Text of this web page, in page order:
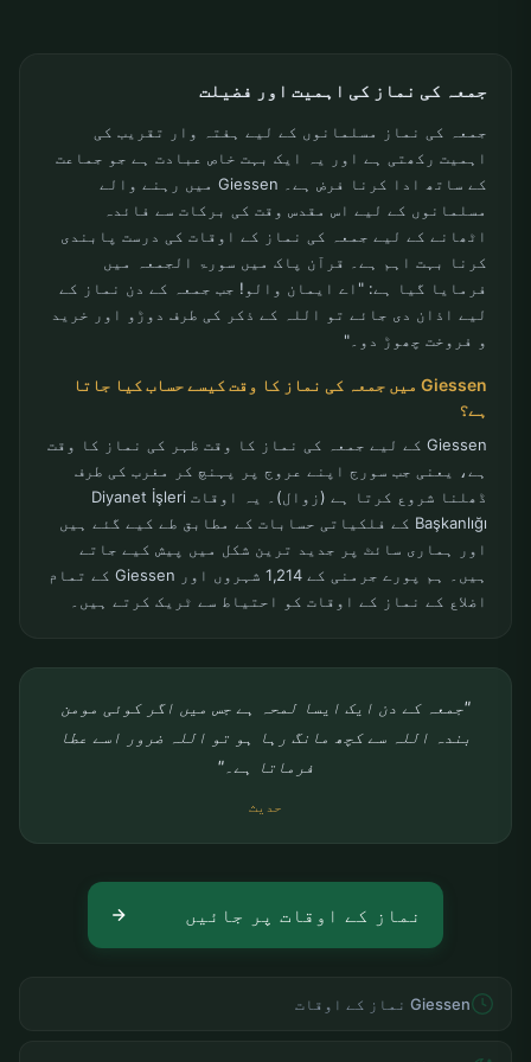
جمعہ کی نماز کی اہمیت اور فضیلت
جمعہ کی نماز مسلمانوں کے لیے ہفتہ وار تقریب کی
اہمیت رکھتی ہے اور یہ ایک بہت خاص عبادت ہے جو جماعت
کے ساتھ ادا کرنا فرض ہے۔ Giessen میں رہنے والے
مسلمانوں کے لیے اس مقدس وقت کی برکات سے فائدہ
اٹھانے کے لیے جمعہ کی نماز کے اوقات کی درست پابندی
کرنا بہت اہم ہے۔ قرآن پاک میں سورۃ الجمعہ میں
فرمایا گیا ہے: "اے ایمان والو! جب جمعہ کے دن نماز کے
لیے اذان دی جائے تو اللہ کے ذکر کی طرف دوڑو اور خرید
و فروخت چھوڑ دو۔"
Giessen میں جمعہ کی نماز کا وقت کیسے حساب کیا جاتا
ہے؟
Giessen کے لیے جمعہ کی نماز کا وقت ظہر کی نماز کا وقت
ہے، یعنی جب سورج اپنے عروج پر پہنچ کر مغرب کی طرف
ڈھلنا شروع کرتا ہے (زوال)۔ یہ اوقات Diyanet İşleri
Başkanlığı کے فلکیاتی حسابات کے مطابق طے کیے گئے ہیں
اور ہماری سائٹ پر جدید ترین شکل میں پیش کیے جاتے
ہیں۔ ہم پورے جرمنی کے 1,214 شہروں اور Giessen کے تمام
اضلاع کے نماز کے اوقات کو احتیاط سے ٹریک کرتے ہیں۔
"جمعہ کے دن ایک ایسا لمحہ ہے جس میں اگر کوئی مومن
بندہ اللہ سے کچھ مانگ رہا ہو تو اللہ ضرور اسے عطا
فرماتا ہے۔"
حدیث
نماز کے اوقات پر جائیں
Giessen نماز کے اوقات